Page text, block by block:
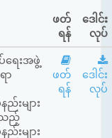
ဖတ်
ရန်
ဒေါင်း
လုပ်
ရေးအဖွဲ့
ာ
းများ
သည့်
းများ
ဖတ်
ရန်
ဒေါင်း
လုပ်